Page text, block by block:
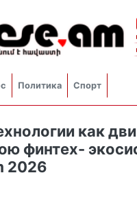
Политика Спорт
как
финтех-
2026